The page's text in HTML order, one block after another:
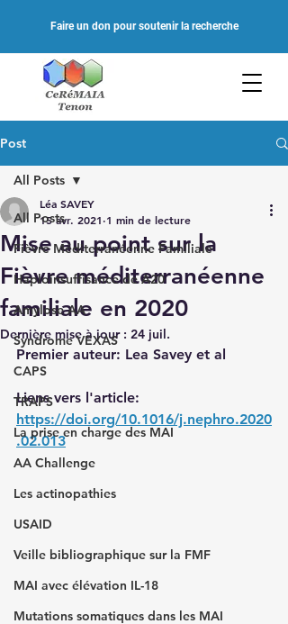
Faire un don pour soutenir la recherche
Post
All Posts
Fièvre Méditerranéenne Familiale
Haploinsuffisance de A20
Amylose AA
Syndrome VEXAS
CAPS
TRAPS
La prise en charge des MAI
AA Challenge
Les actinopathies
USAID
Veille bibliographique sur la FMF
MAI avec élévation IL-18
Mutations somatiques dans les MAI
All Posts
Mise au point sur la
Fièvre méditerranéenne
familiale en 2020
Léa SAVEY
15 avr. 2021 1 min de lecture
Dernière mise à jour : 24 juil.
Premier auteur: Lea Savey et al
Liens vers l'article:
https://doi.org/10.1016/j.nephro.2020
.02.013